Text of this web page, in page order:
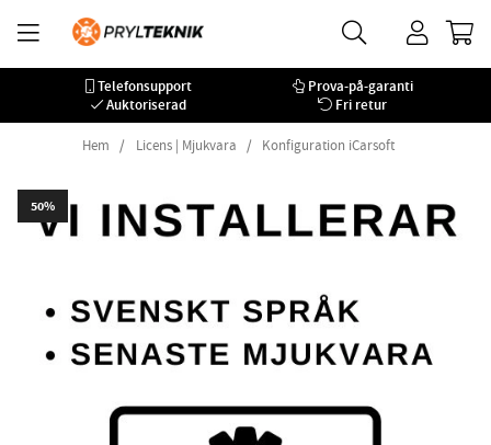
Telefonsupport
Prova-på-garanti
Auktoriserad
Fri retur
Hem Licens | Mjukvara Konfiguration iCarsoft
50